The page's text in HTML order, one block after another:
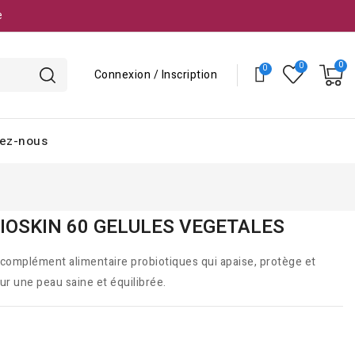
Connexion / Inscription
nous
60 GELULES VEGETALES
complément alimentaire probiotiques qui apaise, protège et
une peau saine et équilibrée.